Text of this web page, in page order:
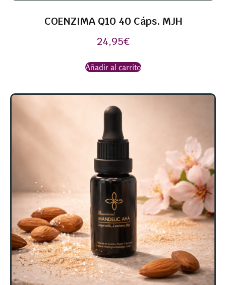
COENZIMA Q10 40 Cáps. MJH
24,95€
Añadir al carrito